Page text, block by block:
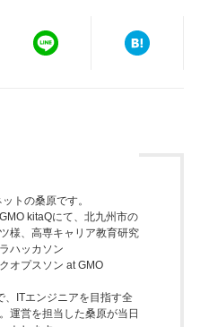
トの桑原です。
kitaQにて、北九州市の
様、高専キャリア教育研究
ハッカソン
オプスソン at GMO
、ITエンジニアを目指す全
運営を担当した桑原が当日